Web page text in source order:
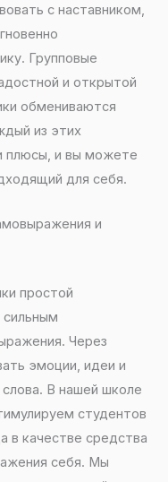
с наставником,
Групповые
и открытой
обмениваются
из этих
плюсы, и вы можете
для себя.
и
простой
сильным
Через
эмоции, идеи и
слова. В нашей школе
студентов
в качестве средства
себя. Мы